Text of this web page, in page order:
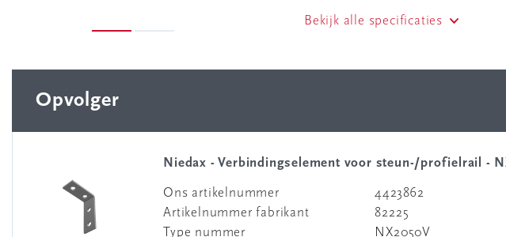
Bekijk alle specificaties
Opvolger
Niedax - Verbindingselement voor steun-/profielrail -
Ons artikelnummer
4423862
Artikelnummer fabrikant
82225
Type nummer
NX2050V